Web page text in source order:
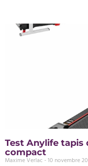
Test Anylife tapis
compact
Maxime Verlac 10 novembre